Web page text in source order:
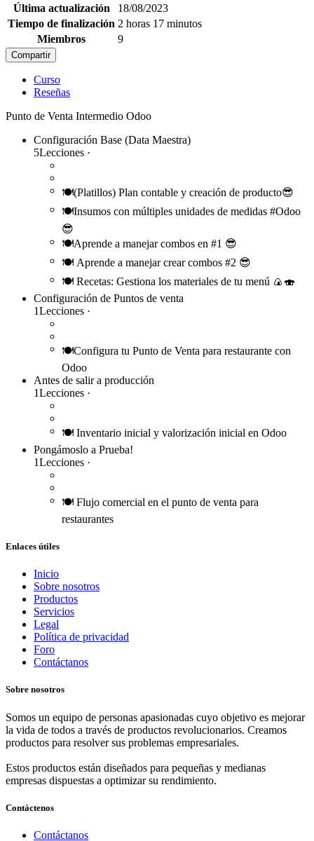
Última actualización
18/08/2023
Tiempo de finalización 2 horas 17 minutos
Miembros
9
Compartir
Curso
Reseñas
Punto de Venta Intermedio Odoo
Configuración Base (Data Maestra)
5Lecciones ·
🍽️(Platillos) Plan contable y creación de producto😎
🍽️Insumos con múltiples unidades de medidas #Odoo
😎
🍽️Aprende a manejar combos en #1 😎
🍽️ Aprende a manejar crear combos #2 😎
🍽️ Recetas: Gestiona los materiales de tu menú 🍙🍣
Configuración de Puntos de venta
1Lecciones ·
🍽️Configura tu Punto de Venta para restaurante con
Odoo
Antes de salir a producción
1Lecciones ·
🍽️ Inventario inicial y valorización inicial en Odoo
Pongámoslo a Prueba!
1Lecciones ·
🍽️ Flujo comercial en el punto de venta para
restaurantes
Enlaces útiles
Inicio
Sobre nosotros
Productos
Servicios
Legal
Política de privacidad
Foro
Contáctanos
Sobre nosotros
Somos un equipo de personas apasionadas cuyo objetivo es mejorar
la vida de todos a través de productos revolucionarios. Creamos
productos para resolver sus problemas empresariales.
Estos productos están diseñados para pequeñas y medianas
empresas dispuestas a optimizar su rendimiento.
Contáctenos
Contáctanos